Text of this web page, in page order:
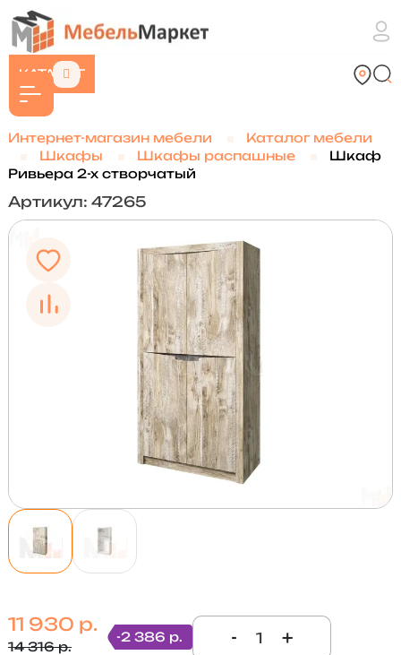
КАТАЛОГ
Интернет-магазин мебели
Каталог мебели
Шкафы
Шкафы распашные
Шкаф
Ривьера 2-х створчатый
Артикул: 47265
11 930 р.
14 316 р.
-2 386 р. - +